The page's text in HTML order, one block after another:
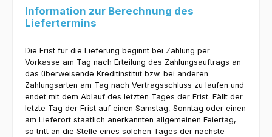
Information zur Berechnung des
Liefertermins
Die Frist für die Lieferung beginnt bei Zahlung per
Vorkasse am Tag nach Erteilung des Zahlungsauftrags an
das überweisende Kreditinstitut bzw. bei anderen
Zahlungsarten am Tag nach Vertragsschluss zu laufen und
endet mit dem Ablauf des letzten Tages der Frist. Fällt der
letzte Tag der Frist auf einen Samstag, Sonntag oder einen
am Lieferort staatlich anerkannten allgemeinen Feiertag,
so tritt an die Stelle eines solchen Tages der nächste